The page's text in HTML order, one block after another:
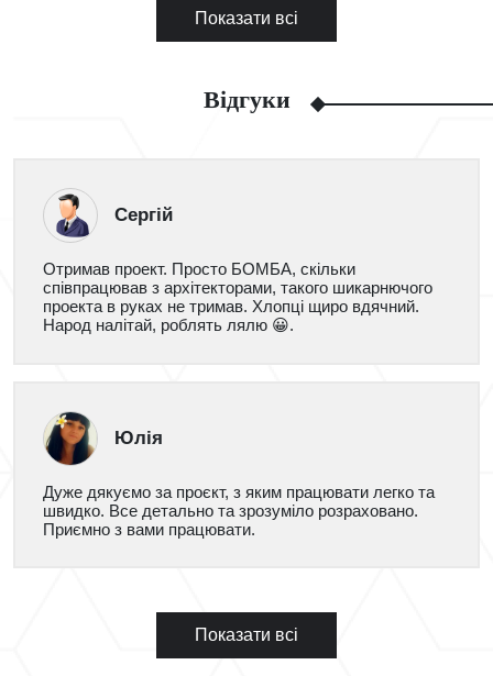
Показати всі
Відгуки
Сергій
Отримав проект. Просто БОМБА, скільки
співпрацював з архітекторами, такого шикарнючого
проекта в руках не тримав. Хлопці щиро вдячний.
Народ налітай, роблять лялю 😀.
Юлія
Дуже дякуємо за проєкт, з яким працювати легко та
швидко. Все детально та зрозуміло розраховано.
Приємно з вами працювати.
Показати всі